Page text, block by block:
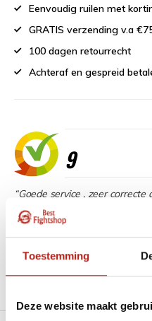
Toestemming
Deze website maakt
Eenvoudig ruilen met
GRATIS verzending v.a
100 dagen retourrecht
Achteraf en gespreid
9
“Goede service , zeer
materiaal.”
Beschikbaar in de